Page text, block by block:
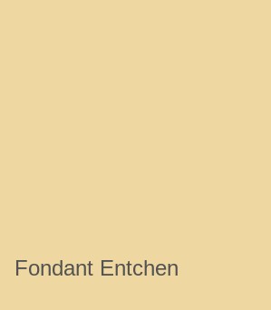
Fondant Entchen